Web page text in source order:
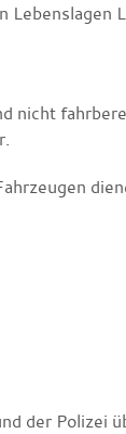
Lebenslagen
nicht
der Polizei